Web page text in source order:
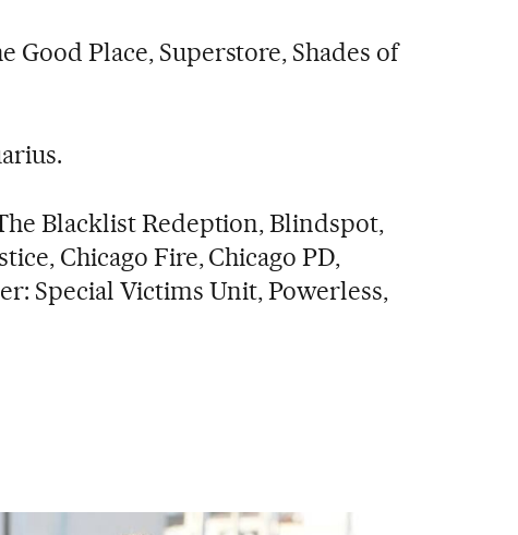
Good Place, Superstore, Shades of
Blacklist Redeption, Blindspot,
Chicago Fire, Chicago PD,
Special Victims Unit, Powerless,